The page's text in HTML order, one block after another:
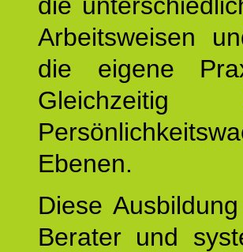
Arbeitsweisen
die eigene
Gleichzeitig
Ebenen.
Diese
Berater und